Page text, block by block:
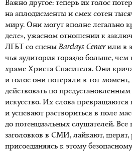
Важно другое: теперь их голос
на аплодисменты и смех сотен
миру. Они могут вполне легально
деле», ужасном отношении к
ЛГБТ со сценыBarclays Centerили в
чья аудитория гораздо больше,
храме Христа Спасителя. Они
и голос они потеряли в тот момент,
действовать по
искусство. Их слова
и успевают раствориться в поле
до потенциальных слушателей. Все
заголовков в СМИ, лайкают, шерят,
присоединяясь к этому